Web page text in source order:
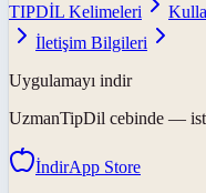
TIPDİL Kelimeleri
İletişim Bilgileri
Uygulamayı indir
UzmanTipDil cebinde —
İndirApp Store